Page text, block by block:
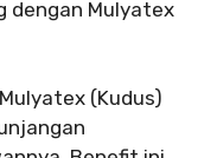
dengan Mulyatex
(Kudus)